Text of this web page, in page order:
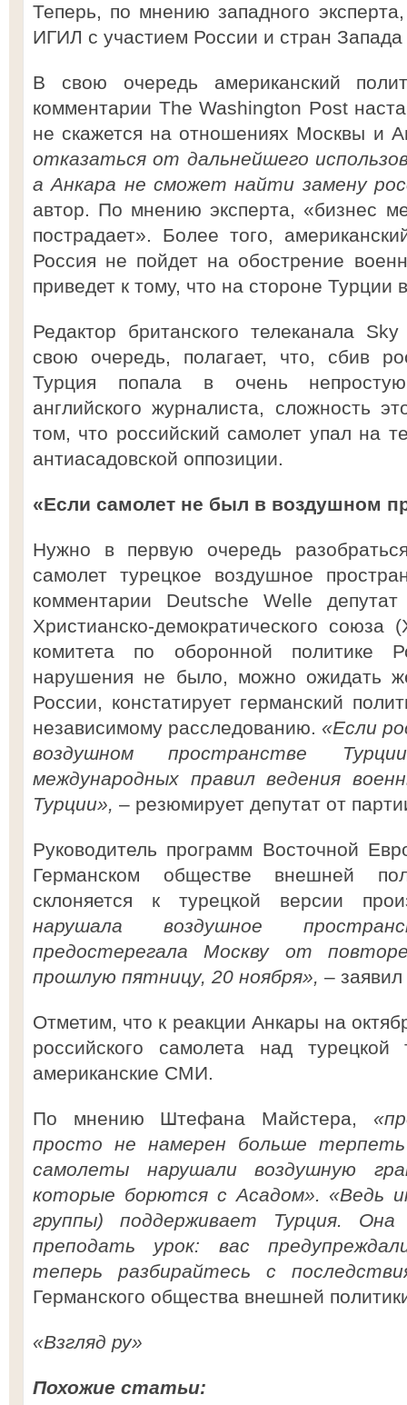
Теперь, по мнению западного
ИГИЛ с участием России и стран
В свою очередь американский
комментарии The Washington Post
не скажется на отношениях Москвы и
отказаться от дальнейшего
а Анкара не сможет найти замену
автор. По мнению эксперта, «бизнес
пострадает». Более того,
Россия не пойдет на обострение
приведет к тому, что на стороне
Редактор британского телеканала
свою очередь, полагает, что, сбив
Турция попала в очень
английского журналиста, сложность
том, что российский самолет упал на
антиасадовской оппозиции.
«Если самолет не был в воздушном
Нужно в первую очередь
самолет турецкое воздушное
комментарии Deutsche Welle
Христианско-демократического союза
комитета по оборонной политике
нарушения не было, можно ожидать
России, констатирует германский
независимому расследованию.«Если
воздушном пространстве
международных правил ведения
Турции», – резюмирует депутат от
Руководитель программ Восточной
Германском обществе внешней
склоняется к турецкой версии
нарушала воздушное
предостерегала Москву от
прошлую пятницу, 20 ноября», –
Отметим, что к реакции Анкары на
российского самолета над
американские СМИ.
По мнению Штефана Майстера,
просто не намерен больше
самолеты нарушали воздушную
которые борются с Асадом». «Ведь
группы) поддерживает Турция.
преподать урок: вас
теперь разбирайтесь с
Германского общества внешней
«Взгляд ру»
Похожие статьи: